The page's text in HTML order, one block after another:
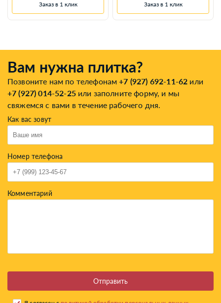
Заказ в 1 клик Заказ в 1 клик
Вам нужна плитка?
Позвоните нам по телефонам+7 (927) 692-11-62 или
+7 (927) 014-52-25или заполните форму, и мы
свяжемся с вами в течение рабочего дня.
Как вас зовут
Номер телефона
Комментарий
Отправить